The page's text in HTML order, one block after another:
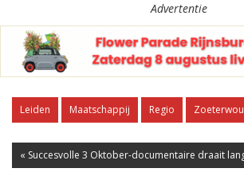
Advertentie
Leiden Maatschappij Regio
« Succesvolle 3 Oktober-documentaire draait